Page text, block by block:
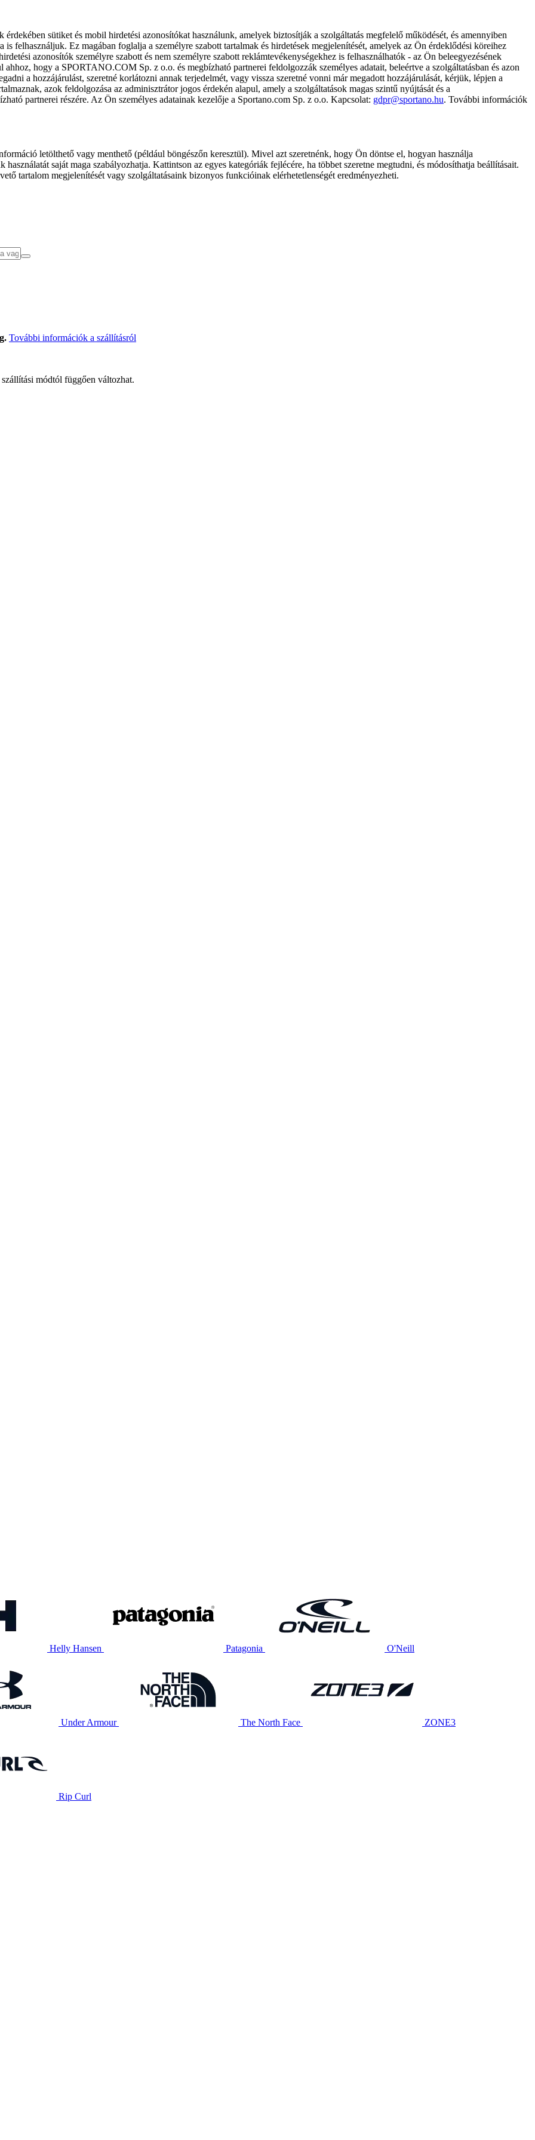
sütiket és mobil hirdetési azonosítókat használunk, amelyek biztosítják a szolgáltatás megfelelő működését, és amennyiben
is felhasználjuk. Ez magában foglalja a személyre szabott tartalmak és hirdetések megjelenítését, amelyek az Ön érdeklődési köreihez
azonosítók személyre szabott és nem személyre szabott reklámtevékenységekhez is felhasználhatók - az Ön beleegyezésének
hogy a SPORTANO.COM Sp. z o.o. és megbízható partnerei feldolgozzák személyes adatait, beleértve a szolgáltatásban és azon
a hozzájárulást, szeretné korlátozni annak terjedelmét, vagy vissza szeretné vonni már megadott hozzájárulását, kérjük, lépjen a
azok feldolgozása az adminisztrátor jogos érdekén alapul, amely a szolgáltatások magas szintű nyújtását és a
partnerei részére. Az Ön személyes adatainak kezelője a Sportano.com Sp. z o.o. Kapcsolat: gdpr@sportano.hu. További információk
letölthető vagy menthető (például böngészőn keresztül). Mivel azt szeretnénk, hogy Ön döntse el, hogyan használja
saját maga szabályozhatja. Kattintson az egyes kategóriák fejlécére, ha többet szeretne megtudni, és módosíthatja beállításait.
tartalom megjelenítését vagy szolgáltatásaink bizonyos funkcióinak elérhetetlenségét eredményezheti.
További információk a szállításról
módtól függően változhat.
Helly Hansen Patagonia O'Neill
Under Armour The North Face ZONE3
Rip Curl